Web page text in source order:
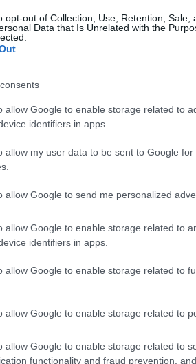
opt-out of Collection, Use, Retention, Sale,
Data that Is Unrelated with the
allow Google to enable storage related to
identifiers in apps.
allow my user data to be sent to Google
allow Google to send me personalized
allow Google to enable storage related to
identifiers in apps.
allow Google to enable storage related to
allow Google to enable storage related to
allow Google to enable storage related to
functionality and fraud prevention,
Κιρ Στάρμερ
Μακρόν
της Παλαιστίνης στη Γενική
Σεπτέμβριο στη Νέα Υόρκη.
ως προτεινόμενη
των Στενών του Ορμούζ
της
ημέρες – Στην
της για να μην πει
ρεπορτάζ της